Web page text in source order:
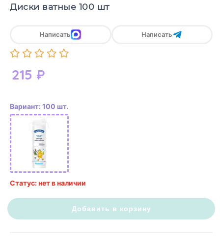
Диски ватные 100 шт
215 ₽
Написать Написать
Вариант: 100 шт.
Статус: нет в наличии
Добавить в корзину